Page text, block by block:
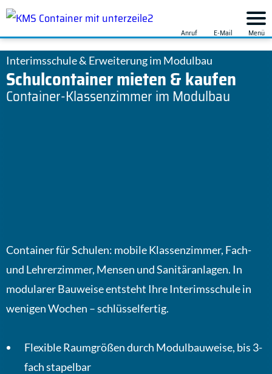
Mail
Menü
Interimsschule & Erweiterung im Modulbau
Schulcontainer mieten & kaufen
Container-Klassenzimmer im Modulbau
Container für Schulen: mobile Klassenzimmer, Fach-
und Lehrerzimmer, Mensen und Sanitäranlagen. In
modularer Bauweise entsteht Ihre Interimsschule in
wenigen Wochen – schlüsselfertig.
Flexible Raumgrößen durch Modulbauweise, bis 3-
fach stapelbar